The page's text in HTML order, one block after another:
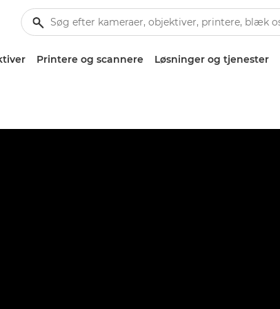
Printere og scannere Løsninger og tjenester